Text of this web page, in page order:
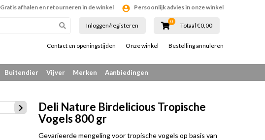
Gratis afhalen en retourneren in de winkel Persoonlijk advies in onze winkel
Inloggen/registeren
0
Totaal €0,00
Contact en openingstijden Onze winkel Bestelling annuleren
Buitendier Vijver Merken Aanbiedingen
Deli Nature Birdelicious Tropische
Vogels 800 gr
Gevarieerde mengeling voor tropische vogels op basis van